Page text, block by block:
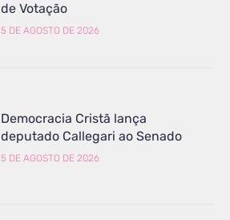
de Votação
5 DE AGOSTO DE 2026
Democracia Cristã lança
deputado Callegari ao Senado
5 DE AGOSTO DE 2026